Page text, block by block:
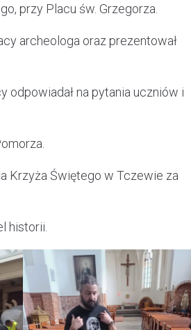
przy Placu św. Grzegorza.
archeologa oraz prezentował
odpowiadał na pytania uczniów i
Krzyża Świętego w Tczewie za
historii.